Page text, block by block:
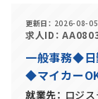
更新日 2026-08-05
求人ID
一般事務◆
◆マイカー
就業先 ロジ